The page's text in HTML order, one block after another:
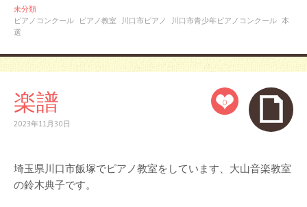
未分類
ピアノコンクール
ピアノ教室 川口市ピアノ 川口市青少年ピアノコンクール 本
選
0
楽譜
2023年11月30日
埼玉県川口市飯塚でピアノ教室をしています、大山音楽教室
の鈴木典子です。